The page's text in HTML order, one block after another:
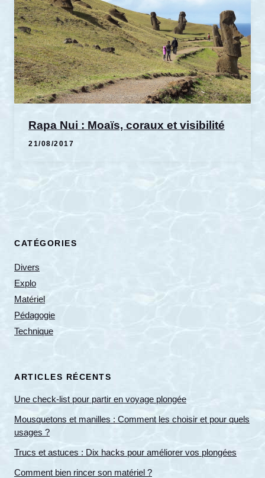
Rapa Nui : Moaïs, coraux et visibilité
21/08/2017
CATÉGORIES
Divers
Explo
Matériel
Pédagogie
Technique
ARTICLES RÉCENTS
Une check-list pour partir en voyage plongée
Mousquetons et manilles : Comment les choisir et pour quels
usages ?
Trucs et astuces : Dix hacks pour améliorer vos plongées
Comment bien rincer son matériel ?